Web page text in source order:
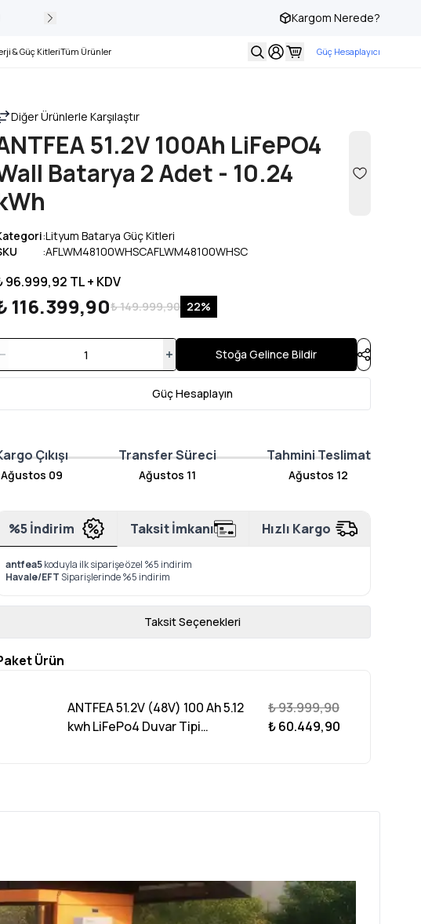
Kargom Nerede?
& Güç KitleriTüm Ürünler Güç Hesaplayıcı
Diğer Ürünlerle Karşılaştır
51.2V 100Ah LiFePO4
Batarya 2 Adet - 10.24
:Lityum Batarya Güç Kitleri
:AFLWM48100WHSCAFLWM48100WHSC
96.999,92 TL + KDV
116.399,90₺ 149.999,90 22%
Stoğa Gelince Bildir
Güç Hesaplayın
Çıkışı
Ağustos 09
Transfer Süreci
Ağustos 11
Tahmini Teslimat
Ağustos 12
%5 İndirim Taksit İmkanı Hızlı Kargo
antfea5koduyla ilk siparişe özel %5 indirim
Havale/EFTSiparişlerinde %5 indirim
Taksit Seçenekleri
Ürün
ANTFEA 51.2V (48V) 100 Ah 5.12
kwh LiFePo4 Duvar Tipi
₺ 93.999,90
₺ 60.449,90